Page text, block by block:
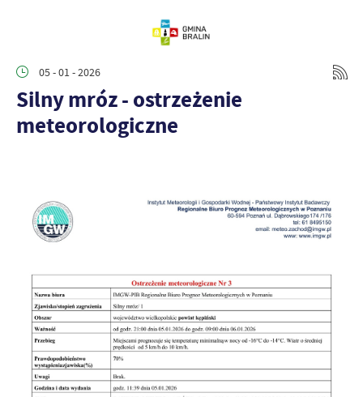
05 - 01 - 2026
Silny mróz - ostrzeżenie
meteorologiczne